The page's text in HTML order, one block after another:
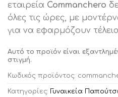
εταιρεία Commanchero
όλες τις ώρες, με
για να εφαρμόζουν
Αυτό το προϊόν είναι
στιγμή.
Κωδικός προϊόντος:
Κατηγορίες: Γυναικεία